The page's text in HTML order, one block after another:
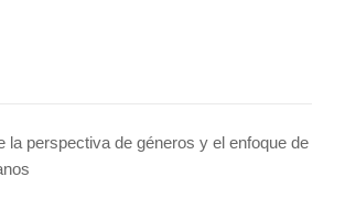
la perspectiva de géneros y el enfoque de